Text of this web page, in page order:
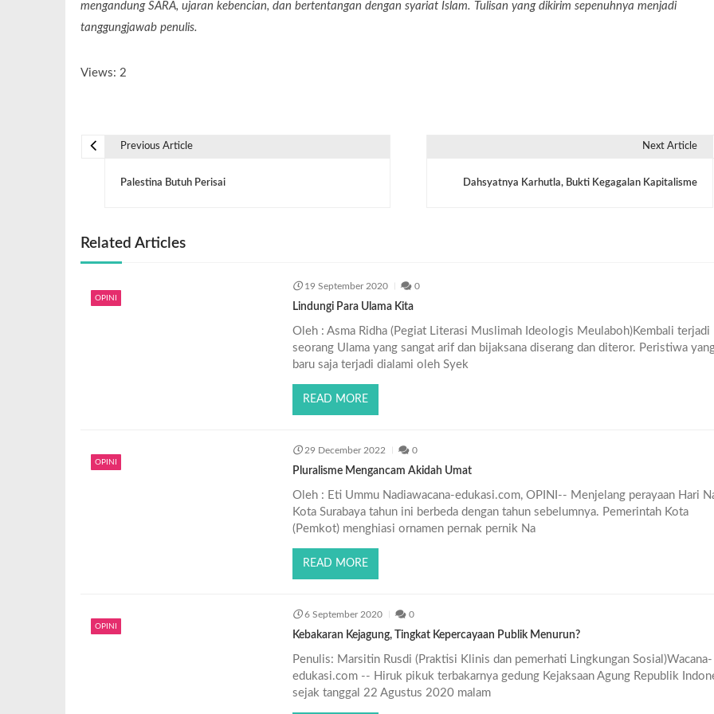
mengandung SARA, ujaran kebencian, dan bertentangan dengan syariat Islam. Tulisan yang dikirim sepenuhnya menjadi
tanggungjawab penulis.
Views: 2
Previous Article
Palestina Butuh Perisai
Next Article
Dahsyatnya Karhutla, Bukti Kegagalan Kapitalisme
Related Articles
OPINI
19 September 2020 0
Lindungi Para Ulama Kita
Oleh : Asma Ridha (Pegiat Literasi Muslimah Ideologis Meulaboh)Kembali terjadi
seorang Ulama yang sangat arif dan bijaksana diserang dan diteror. Peristiwa
baru saja terjadi dialami oleh Syek
READ MORE
OPINI
29 December 2022 0
Pluralisme Mengancam Akidah Umat
Oleh : Eti Ummu Nadiawacana-edukasi.com, OPINI-- Menjelang perayaan Hari
Kota Surabaya tahun ini berbeda dengan tahun sebelumnya. Pemerintah Kota
(Pemkot) menghiasi ornamen pernak pernik Na
READ MORE
OPINI
6 September 2020 0
Kebakaran Kejagung, Tingkat Kepercayaan Publik Menurun?
Penulis: Marsitin Rusdi (Praktisi Klinis dan pemerhati Lingkungan Sosial)Wacana-
edukasi.com -- Hiruk pikuk terbakarnya gedung Kejaksaan Agung Republik
sejak tanggal 22 Agustus 2020 malam